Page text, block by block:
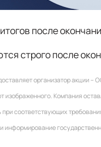
после
строго после
организатор акции
изображенного. Компания
соответствующих
информирование